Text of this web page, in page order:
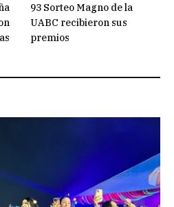
93 Sorteo Magno de la
UABC recibieron sus
premios